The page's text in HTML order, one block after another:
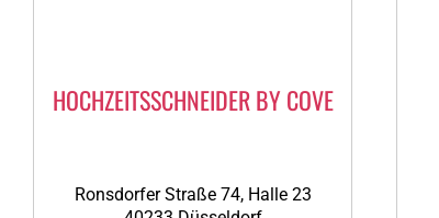
HOCHZEITSSCHNEIDER BY COVE
Ronsdorfer Straße 74, Halle 23